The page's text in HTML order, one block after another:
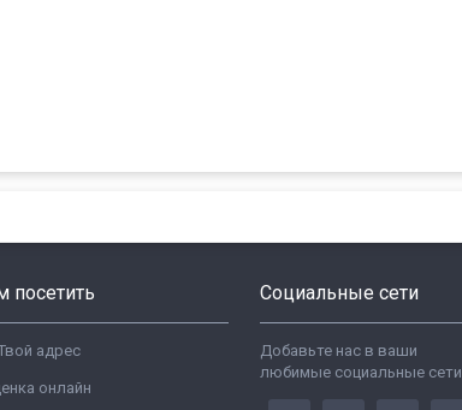
посетить
адрес
онлайн
Социальные сети
Добавьте нас в ваши
любимые социальные сети